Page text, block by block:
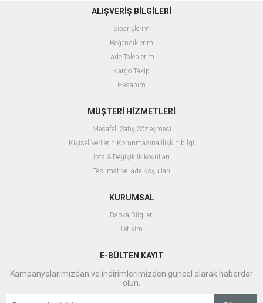
ALIŞVERİŞ BİLGİLERİ
Siparişlerim
Beğendiklerim
İade Taleplerim
Kargo Takip
Hesabım
MÜŞTERİ HİZMETLERİ
Mesafeli Satış Sözleşmesi
Kişisel Verilerin Korunmasına ilişkin bilgi
İptal& Değişiklik koşulları
Teslimat ve İade Koşulları
KURUMSAL
Banka Bilgileri
İletişim
E-BÜLTEN KAYIT
Kampanyalarımızdan ve indirimlerimizden güncel olarak haberdar
olun.